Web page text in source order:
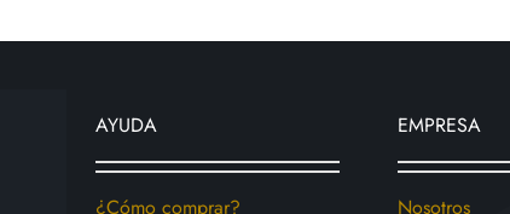
pueden
elegir
AYUDA
¿Cómo comprar?
EMPRESA
Nosotros